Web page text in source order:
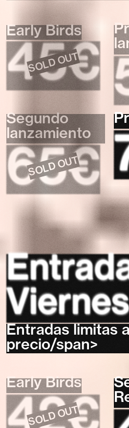
Early Birds
45€
Segundo
lanzamiento
65€
Viernes
Entradas limitas
precio/span>
Early Birds